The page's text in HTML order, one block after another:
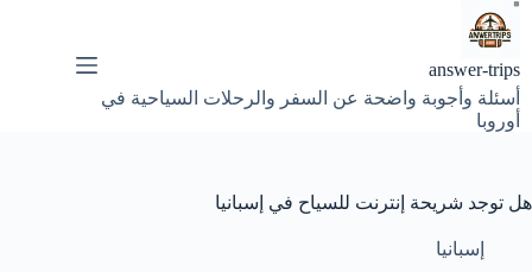
التجاوز
إلى
answer-trips
أسئلة وأجوبة واضحة عن السفر والرحلات السياحية في
أوروبا
هل توجد شريحة إنترنت للسياح في إسبانيا
إسبانيا